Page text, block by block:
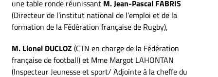
une table ronde réunissant M. Jean-Pascal FABRIS
(Directeur de l’institut national de l’emploi et de la
formation de la Fédération française de Rugby),
M. Lionel DUCLOZ (CTN en charge de la Fédération
française de football) et Mme Margot LAHONTAN
(Inspecteur Jeunesse et sport/ Adjointe à la cheffe du